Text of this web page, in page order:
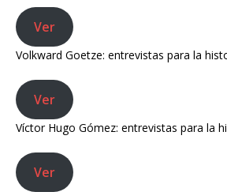
Ver
Volkward Goetze: entrevistas para la
Ver
Víctor Hugo Gómez: entrevistas para la
Ver